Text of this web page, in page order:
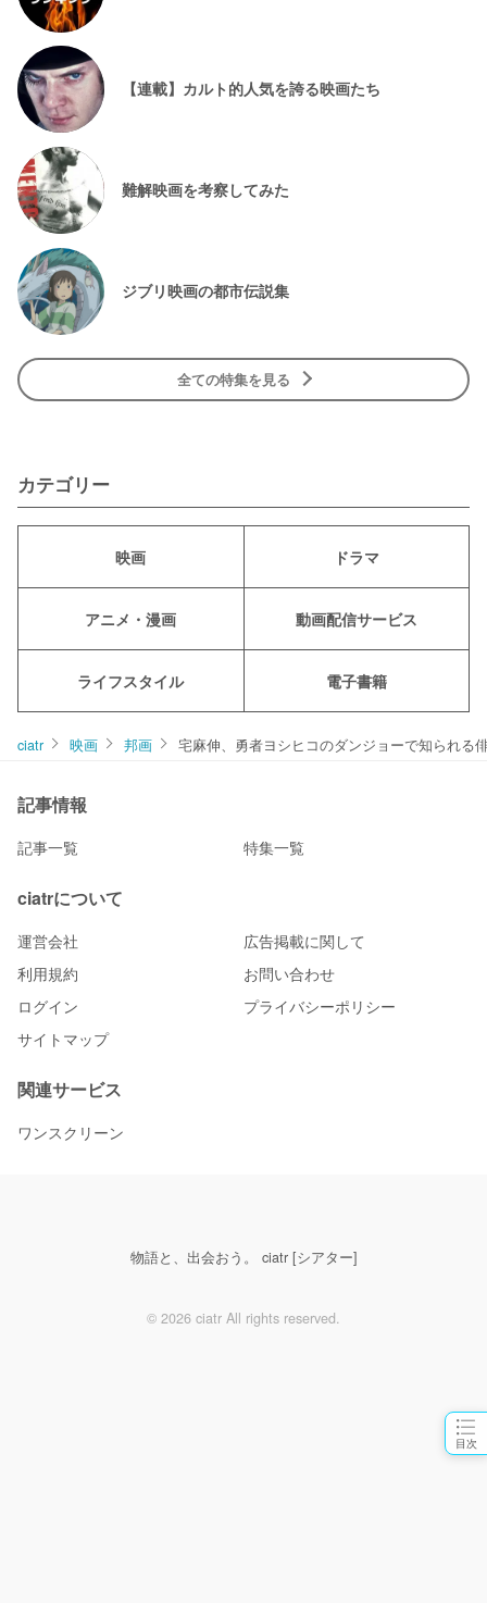
目次
【連載】カルト的人気を誇る映画たち
難解映画を考察してみた
ジブリ映画の都市伝説集
全ての特集を見る
カテゴリー
映画 ドラマ
アニメ・漫画 動画配信サービス
ライフスタイル 電子書籍
ciatr 映画 邦画 宅麻伸、勇者ヨシヒコのダンジョーで知られる
記事情報
記事一覧 特集一覧
ciatrについて
運営会社
広告掲載に関して
利用規約
お問い合わせ
ログイン
プライバシーポリシー
サイトマップ
関連サービス
ワンスクリーン
物語と、出会おう。 ciatr [シアター]
© 2026 ciatr All rights reserved.